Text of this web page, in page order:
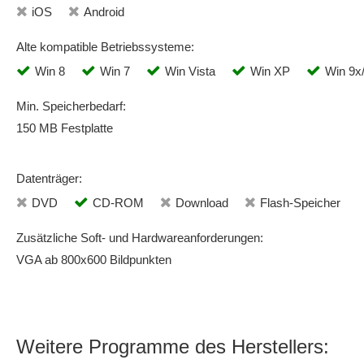
iOS Android
Alte kompatible Betriebssysteme:
Win 8
Win 7 Win Vista Win XP Win
Min. Speicherbedarf:
150 MB Festplatte
Datenträger:
DVD
CD-ROM Download Flash-Speicher
Zusätzliche Soft- und Hardwareanforderungen:
VGA ab 800x600 Bildpunkten
Weitere Programme des Herstellers: